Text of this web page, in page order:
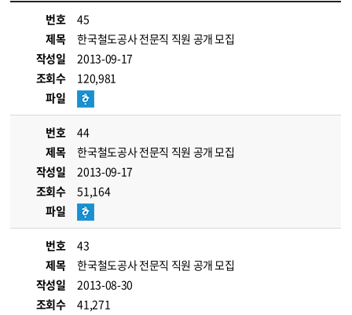
번호
45
제목
한국철도공사 전문직 직원 공개 모집
작성일
2013-09-17
조회수
120,981
파일
번호
44
제목
한국철도공사 전문직 직원 공개 모집
작성일
2013-09-17
조회수
51,164
파일
번호
43
제목
한국철도공사 전문직 직원 공개 모집
작성일
2013-08-30
조회수
41,271